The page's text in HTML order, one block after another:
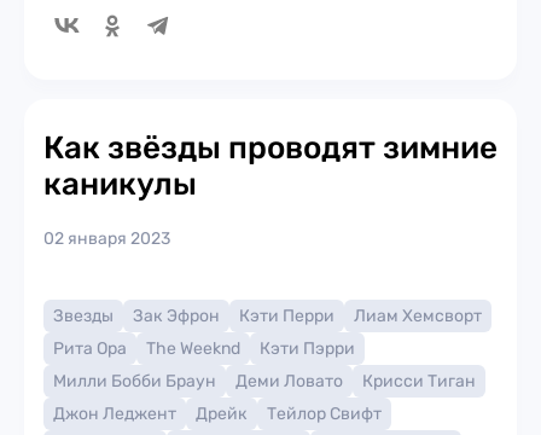
Как звёзды проводят зимние
каникулы
02 января 2023
Звезды Зак Эфрон Кэти Перри
Лиам Хемсворт
Рита Ора
The Weeknd
Кэти Пэрри
Милли Бобби Браун
Деми Ловато
Крисси Тиган
Джон Леджент
Дрейк
Тейлор Свифт